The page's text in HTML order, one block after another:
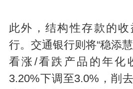
此外，结构性存款的
行。交通银行则将“稳添
看涨/看跌产品的年化
3.20%下调至3.0%，削